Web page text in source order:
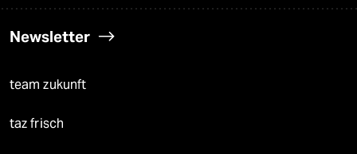
Newsletter
team zukunft
taz frisch